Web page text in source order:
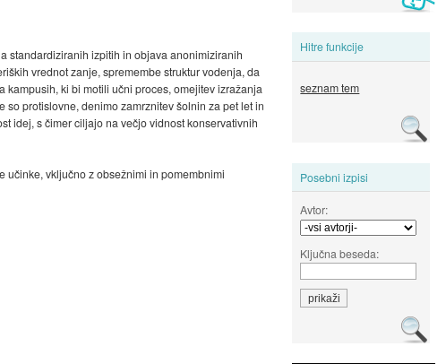
Hitre funkcije
seznam tem
Posebni izpisi
Avtor:
Ključna beseda:
standardiziranih izpitih in objava anonimiziranih
vrednot zanje, spremembe struktur vodenja, da
ki bi motili učni proces, omejitev izražanja
protislovne, denimo zamrznitev šolnin za pet let in
idej, s čimer ciljajo na večjo vidnost konservativnih
učinke, vključno z obsežnimi in pomembnimi